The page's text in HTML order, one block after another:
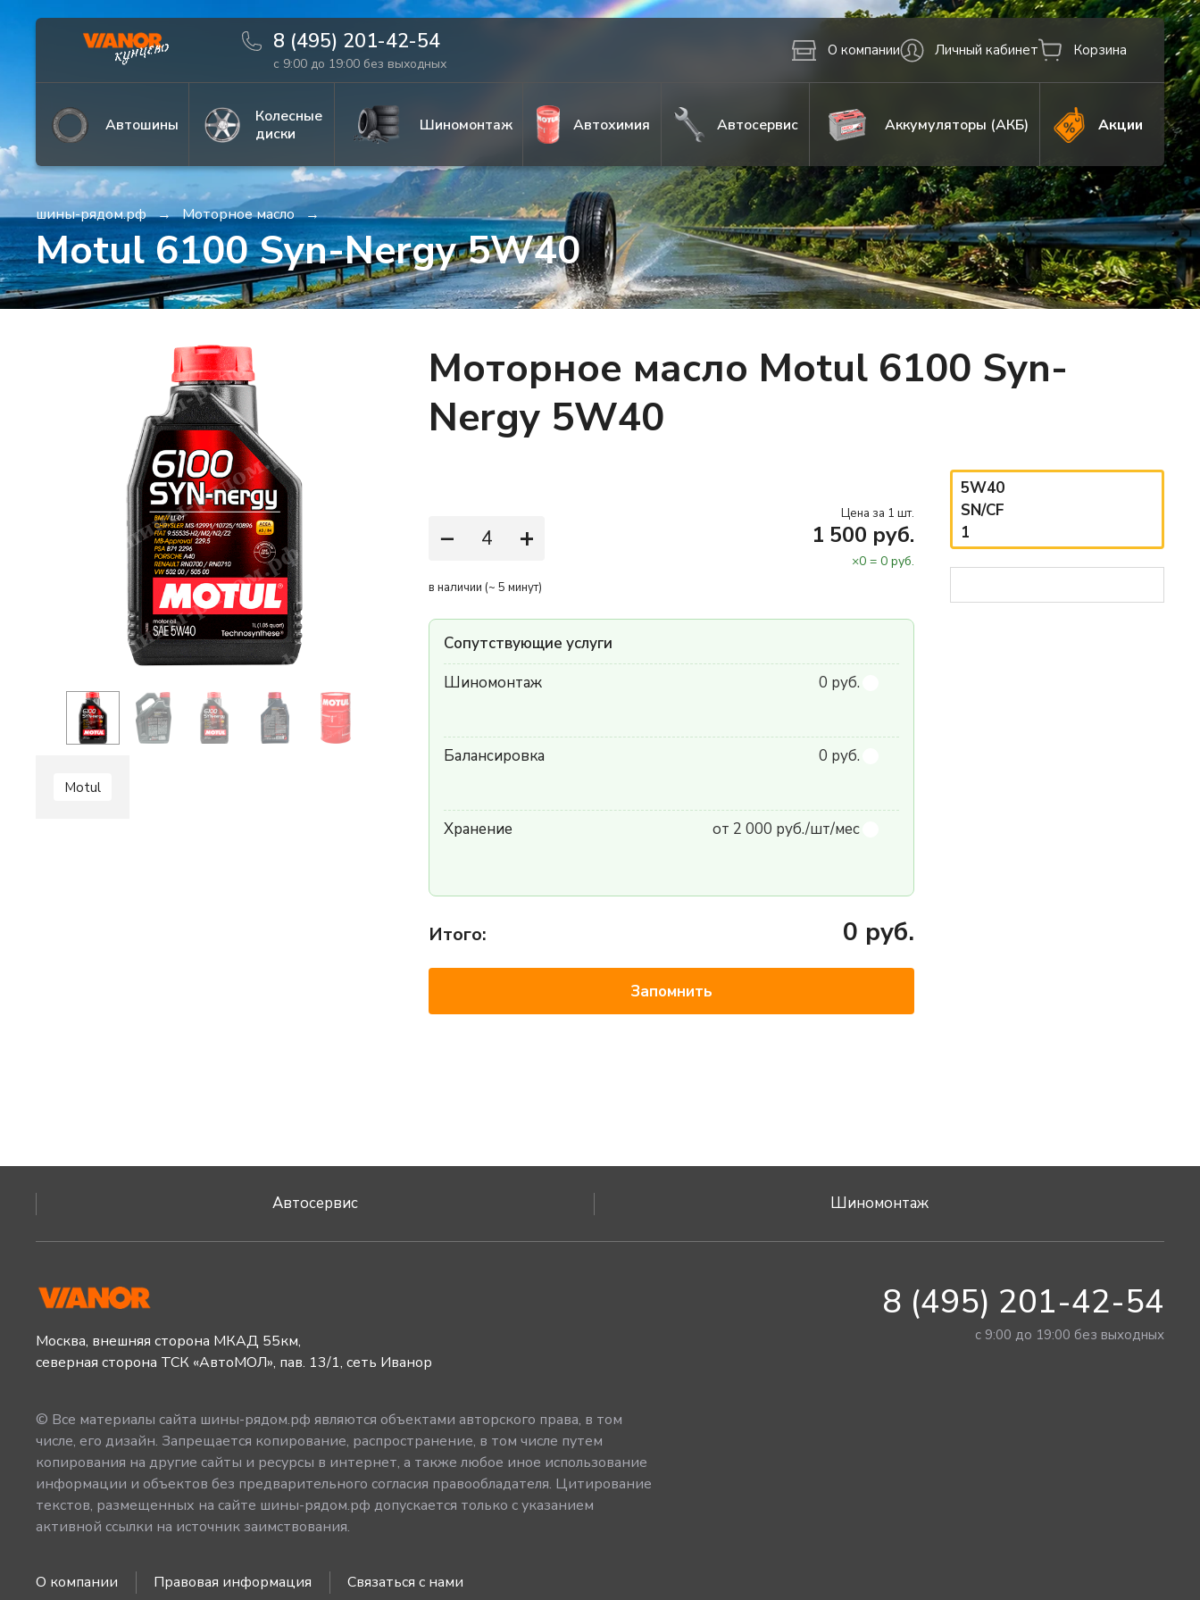
8 (495) 201-42-54
с 9:00 до 19:00 без выходных
О компании Личный кабинет Корзина
Автошины
Колесные
диски
Шиномонтаж Автохимия Автосервис Аккумуляторы (АКБ) Акции
шины-рядом.рф Моторное масло
Motul 6100 Syn-Nergy 5W40
Motul
Моторное масло Motul 6100 Syn-
Nergy 5W40
− +
Цена за 1 шт.
1 500 руб.
×0 = 0 руб.
в наличии (~ 5 минут)
Сопутствующие услуги
Шиномонтаж
0 руб.
Балансировка 0 руб.
Хранение от 2 000 руб./шт/мес
Итого: 0 руб.
Запомнить
5W40
SN/CF
1
Автосервис Шиномонтаж
Москва, внешняя сторона МКАД 55км,
северная сторона ТСК «АвтоМОЛ», пав. 13/1, сеть Иванор
8 (495) 201-42-54
с 9:00 до 19:00 без выходных
© Все материалы сайта шины-рядом.рф являются объектами авторского права, в том
числе, его дизайн. Запрещается копирование, распространение, в том числе путем
копирования на другие сайты и ресурсы в интернет, а также любое иное использование
информации и объектов без предварительного согласия правообладателя. Цитирование
текстов, размещенных на сайте шины-рядом.рф допускается только с указанием
активной ссылки на источник заимствования.
О компании Правовая информация Связаться с нами
Информация Фото товара